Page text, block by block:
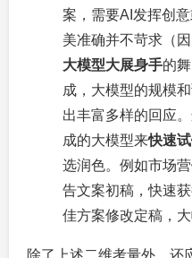
案，需要AI发挥创
美准确并不苛求（
大模型大展身手的
成，大模型的规模
出丰富多样的回应
成的大模型来快速
选润色。例如市场
告文案初稿，快速
佳方案修改定稿，大
除了上述二维考量外，还